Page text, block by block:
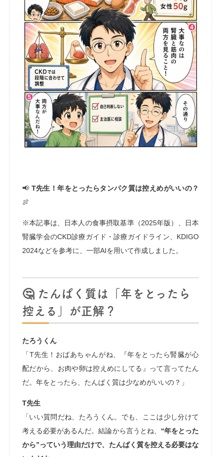
📢 T先生！年をとったらタンパク質は控えめがいいの？
🍖
※本記事は、日本人の食事摂取基準（2025年版）、日本
腎臓学会のCKD診療ガイド・診療ガイドライン、KDIGO
2024などを参考に、一部AIを用いて作成しました。
🤔 たんぱく質は「年をとったら
控える」が正解？
たろうくん
「T先生！おばあちゃんがね、『年をとったら腎臓が心
配だから、お肉や卵は控えめにしてる』って言ってたん
だ。年をとったら、たんぱく質は少なめがいいの？」
T先生
「いい質問だね、たろうくん。でも、ここは少し分けて
考える必要があるんだ。結論から言うとね、 “年をとった
から”っていう理由だけで、たんぱく質を控える必要はな